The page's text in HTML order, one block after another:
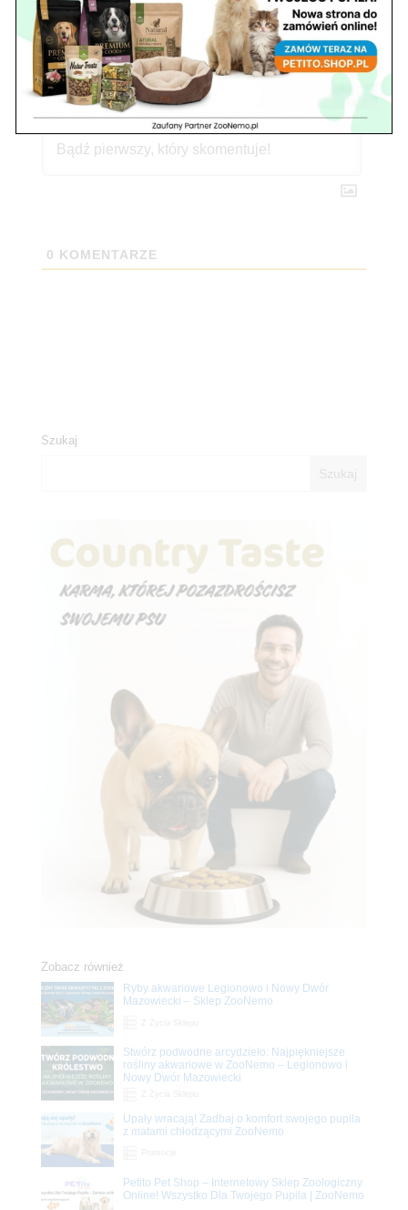
Subskrybuj
0 KOMENTARZE
Szukaj
Zobacz również
Ryby akwariowe Legionowo i Nowy Dwór
Mazowiecki – Sklep ZooNemo
Stwórz podwodne arcydzieło: Najpiękniejsze
rośliny akwariowe w ZooNemo – Legionowo i
Nowy Dwór Mazowiecki
Upały wracają! Zadbaj o komfort swojego pupila
z matami chłodzącymi ZooNemo
Petito Pet Shop – Internetowy Sklep Zoologiczny
Online! Wszystko Dla Twojego Pupila | ZooNemo